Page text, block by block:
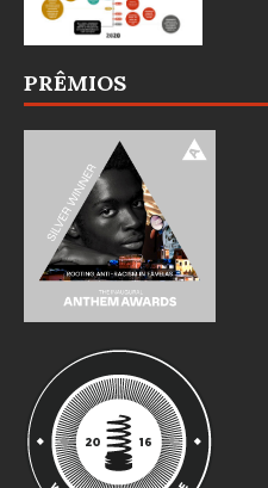
PRÊMIOS